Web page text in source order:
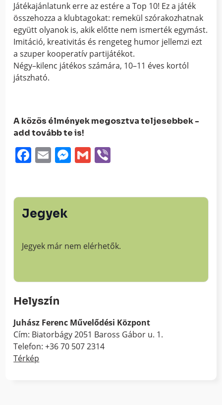
Játékajánlatunk erre az estére a Top 10! Ez a játék
összehozza a klubtagokat: remekül szórakozhatnak
együtt olyanok is, akik előtte nem ismerték egymást.
Imitáció, kreativitás és rengeteg humor jellemzi ezt
a szuper kooperatív partijátékot.
Négy–kilenc játékos számára, 10–11 éves kortól
játszható.
A közös élmények megosztva teljesebbek -
add tovább te is!
Facebook
EmailMessenger
Gmail
Jegyek
Jegyek már nem elérhetők.
Helyszín
Juhász Ferenc Művelődési Központ
Cím: Biatorbágy 2051 Baross Gábor u. 1.
Telefon: +36 70 507 2314
Térkép